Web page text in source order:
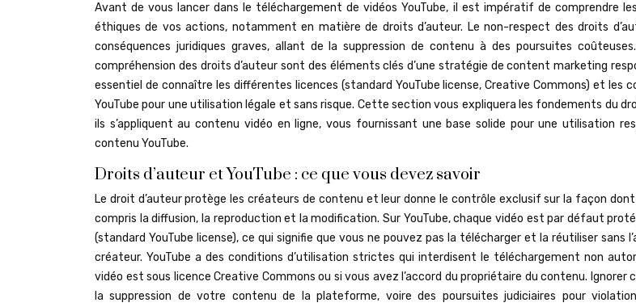
Avant de vous lancer dans le téléchargement de vidéos YouTube, il est impératif de comprendre
éthiques de vos actions, notamment en matière de droits d’auteur. Le non-respect des droits
conséquences juridiques graves, allant de la suppression de contenu à des poursuites
compréhension des droits d’auteur sont des éléments clés d’une stratégie de content marketing
essentiel de connaître les différentes licences (standard YouTube license, Creative Commons) et les
YouTube pour une utilisation légale et sans risque. Cette section vous expliquera les fondements du
ils s’appliquent au contenu vidéo en ligne, vous fournissant une base solide pour une utilisation
contenu YouTube.
Droits d’auteur et YouTube : ce que vous devez savoir
Le droit d’auteur protège les créateurs de contenu et leur donne le contrôle exclusif sur la façon
compris la diffusion, la reproduction et la modification. Sur YouTube, chaque vidéo est par défaut
(standard YouTube license), ce qui signifie que vous ne pouvez pas la télécharger et la réutiliser sans
créateur. YouTube a des conditions d’utilisation strictes qui interdisent le téléchargement non
vidéo est sous licence Creative Commons ou si vous avez l’accord du propriétaire du contenu. Ignorer
la suppression de votre contenu de la plateforme, voire des poursuites judiciaires pour